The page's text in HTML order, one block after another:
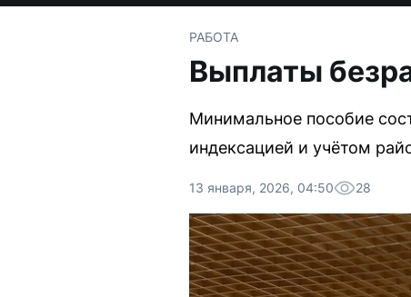
РАБОТА
Выплаты
Минимальное пособие
индексацией и учётом
13 января, 2026, 04:50 28